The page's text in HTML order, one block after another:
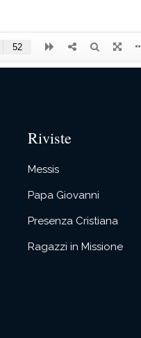
Riviste
Messis
Papa Giovanni
Presenza Cristiana
Ragazzi in Missione